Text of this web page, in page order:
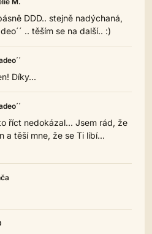
DDD.. stejně nadýchaná,
.. těším se na další.. :)
Díky...
říct nedokázal... Jsem rád, že
a těší mne, že se Ti líbí...